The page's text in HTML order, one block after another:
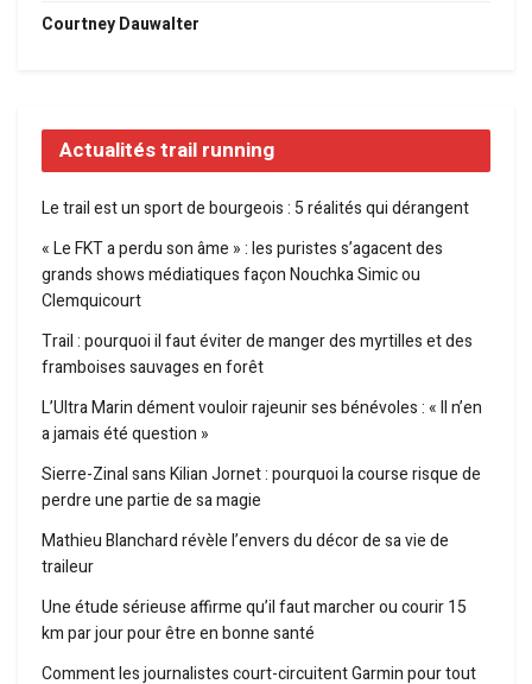
Courtney Dauwalter
Actualités trail running
Le trail est un sport de bourgeois : 5 réalités qui dérangent
« Le FKT a perdu son âme » : les puristes s’agacent des
grands shows médiatiques façon Nouchka Simic ou
Clemquicourt
Trail : pourquoi il faut éviter de manger des myrtilles et des
framboises sauvages en forêt
L’Ultra Marin dément vouloir rajeunir ses bénévoles : « Il n’en
a jamais été question »
Sierre-Zinal sans Kilian Jornet : pourquoi la course risque de
perdre une partie de sa magie
Mathieu Blanchard révèle l’envers du décor de sa vie de
traileur
Une étude sérieuse affirme qu’il faut marcher ou courir 15
km par jour pour être en bonne santé
Comment les journalistes court-circuitent Garmin pour tout